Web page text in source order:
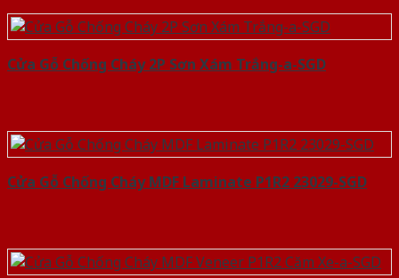
Cửa Gỗ Chống Cháy 2P Sơn Xám Trắng-a-SGD
Cửa Gỗ Chống Cháy MDF Laminate P1R2 23029-SGD